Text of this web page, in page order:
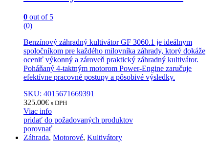
0 out of 5
(0)
Benzínový záhradný kultivátor GF 3060.1 je ideálnym
spoločníkom pre každého milovníka záhrady, ktorý dokáže
oceniť výkonný a zároveň praktický záhradný kultivátor.
Poháňaný 4-taktným motorom Power-Engine zaručuje
efektívne pracovné postupy a pôsobivé výsledky.
SKU: 4015671669391
325.00€ s DPH
Viac info
pridať do požadovaných produktov
porovnať
Záhrada, Motorové, Kultivátory